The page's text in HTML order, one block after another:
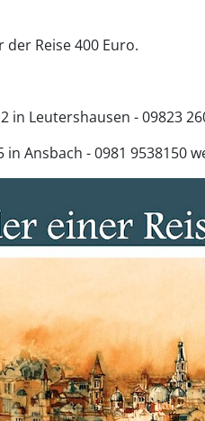
Reise 400 Euro.
in Leutershausen - 09823
Ansbach - 0981 9538150